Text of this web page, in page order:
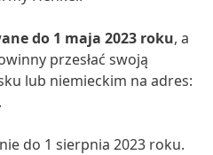
do 1 maja 2023 roku, a
przesłać swoją
lub niemieckim na adres:
.
do 1 sierpnia 2023 roku.